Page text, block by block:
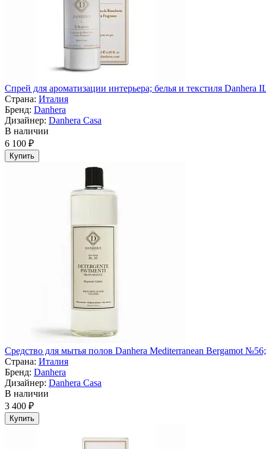
Спрей для ароматизации интерьера; белья и текстиля Danhera
Страна: Италия
Бренд: Danhera
Дизайнер: Danhera Casa
В наличии
6 100 ₽
Купить
Средство для мытья полов Danhera Mediterranean Bergamot
Страна: Италия
Бренд: Danhera
Дизайнер: Danhera Casa
В наличии
3 400 ₽
Купить